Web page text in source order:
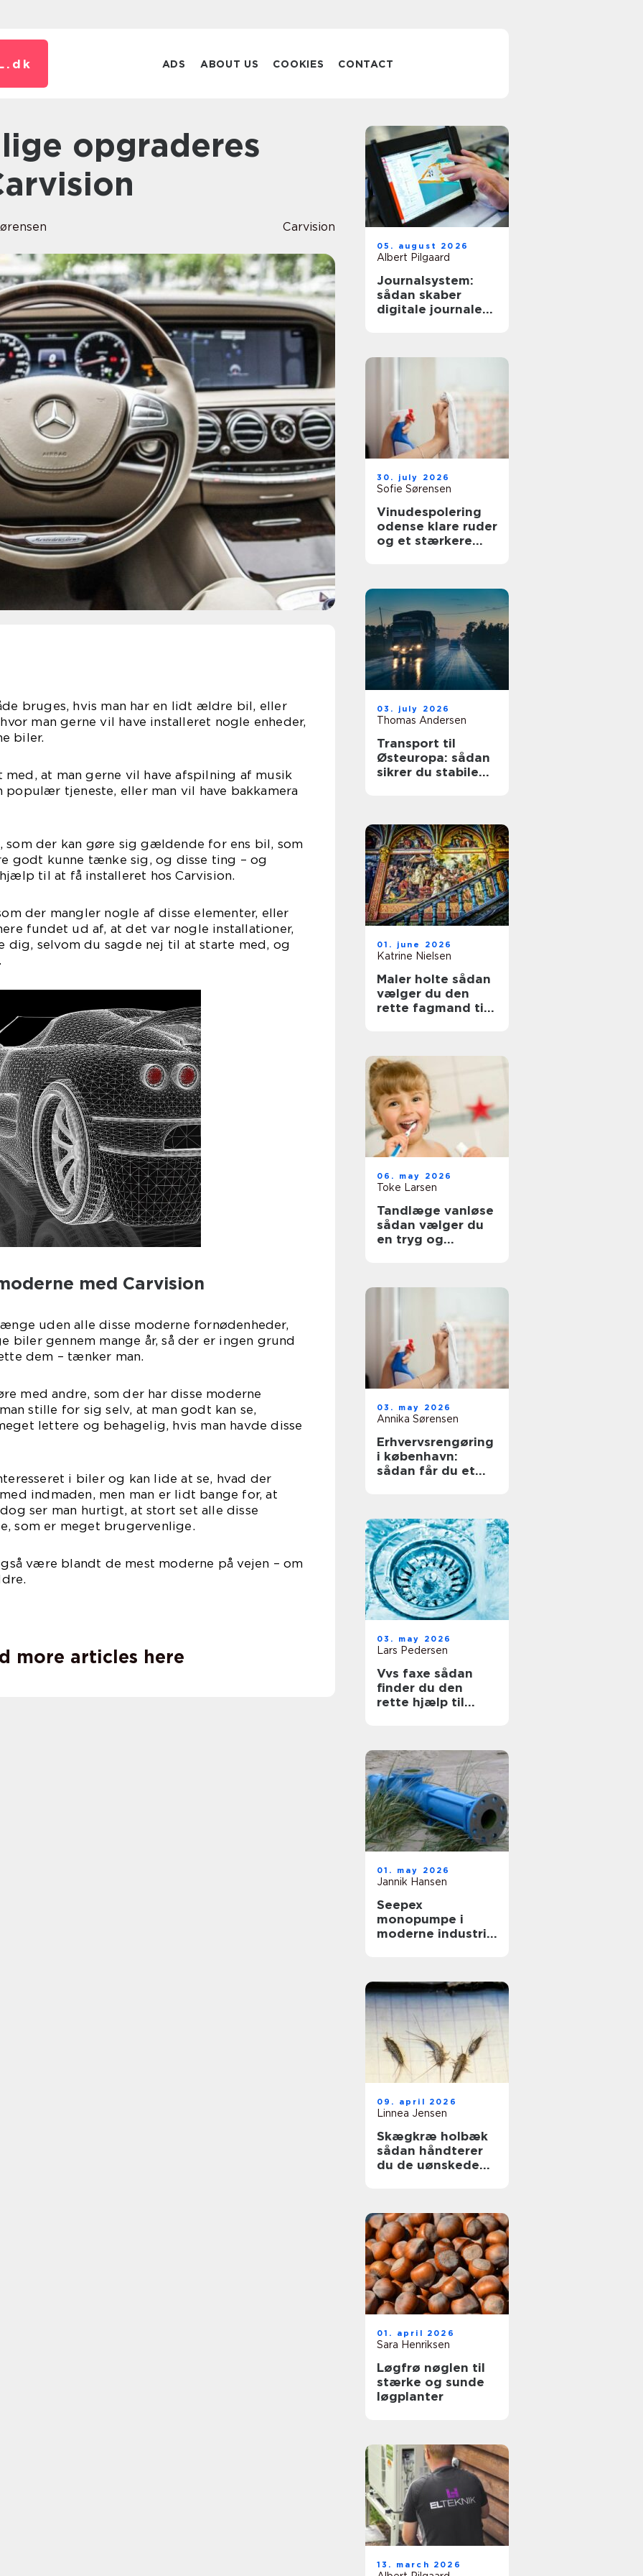
dk ADS ABOUT US COOKIES CONTACT
Carvision
bruges, hvis man har en lidt ældre bil, eller
man gerne vil have installeret nogle enheder,
biler.
at man gerne vil have afspilning af musik
tjeneste, eller man vil have bakkamera
som der kan gøre sig gældende for ens bil, som
godt kunne tænke sig, og disse ting – og
til at få installeret hos Carvision.
der mangler nogle af disse elementer, eller
fundet ud af, at det var nogle installationer,
selvom du sagde nej til at starte med, og
med Carvision
uden alle disse moderne fornødenheder,
biler gennem mange år, så der er ingen grund
dem – tænker man.
med andre, som der har disse moderne
stille for sig selv, at man godt kan se,
lettere og behagelig, hvis man havde disse
i biler og kan lide at se, hvad der
indmaden, men man er lidt bange for, at
ser man hurtigt, at stort set alle disse
som er meget brugervenlige.
være blandt de mest moderne på vejen – om
more articles here
05. august 2026
Albert Pilgaard
Journalsystem:
sådan skaber
digitale journaler
30. july 2026
Sofie Sørensen
Vinudespolering
odense klare ruder
og et stærkere
03. july 2026
Thomas Andersen
Transport til
Østeuropa: sådan
sikrer du stabile
01. june 2026
Katrine Nielsen
Maler holte sådan
vælger du den
rette fagmand til
06. may 2026
Toke Larsen
Tandlæge vanløse
sådan vælger du
en tryg og
03. may 2026
Annika Sørensen
Erhvervsrengøring
i københavn:
sådan får du et
03. may 2026
Lars Pedersen
Vvs faxe sådan
finder du den
rette hjælp til
01. may 2026
Jannik Hansen
Seepex
monopumpe i
moderne industri:
09. april 2026
Linnea Jensen
Skægkræ holbæk
sådan håndterer
du de uønskede
01. april 2026
Sara Henriksen
Løgfrø nøglen til
stærke og sunde
løgplanter
13. march 2026